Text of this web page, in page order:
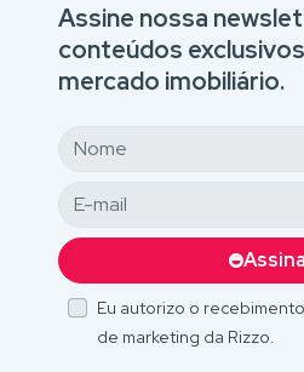
Assine nossa
conteúdos
mercado imobiliário.
Eu autorizo o
de marketing da Rizzo.